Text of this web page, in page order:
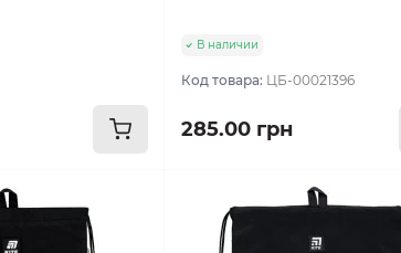
В наличии
Код товара: ЦБ-00021396
285.00 грн